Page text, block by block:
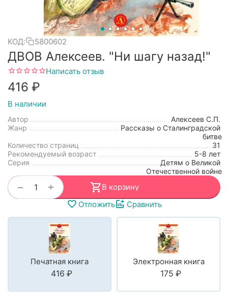
КОД: 5800602
ДВОВ Алексеев. "Ни шагу назад!"
Написать отзыв
‍416‍ ₽
В наличии
Автор
Алексеев С.П.
Жанр
Рассказы о Сталинградской
битве
Количество страниц
31
Рекомендуемый возраст
5-8 лет
Серия
Детям о Великой
Отечественной войне
+
−
В корзину
Отложить
Сравнить
Печатная книга
‍416‍ ₽
Электронная книга
‍175‍ ₽